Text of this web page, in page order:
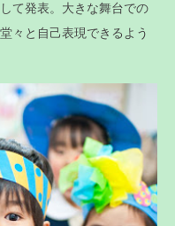
て発表。大きな舞台での
々と自己表現できるよう